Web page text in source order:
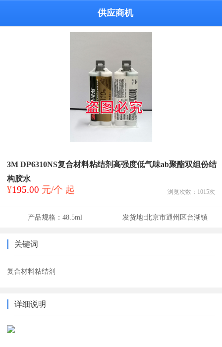
供应商机
3M DP6310NS复合材料粘结剂高强度低气味ab聚酯双组份结
构胶水
¥195.00 元/个 起 浏览次数： 1015次
产品规格： 48.5ml 发货地:北京市通州区台湖镇
关键词
复合材料粘结剂
详细说明